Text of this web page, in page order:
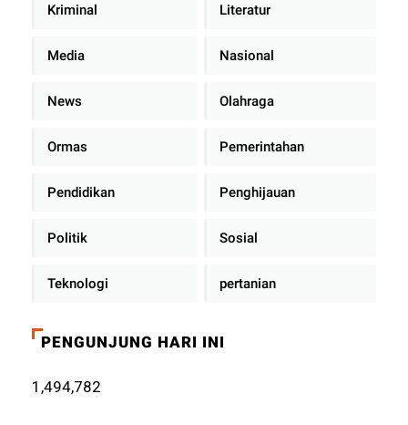
Kriminal Literatur
Media Nasional
News Olahraga
Ormas Pemerintahan
Pendidikan Penghijauan
Politik Sosial
Teknologi pertanian
PENGUNJUNG HARI INI
1,494,782